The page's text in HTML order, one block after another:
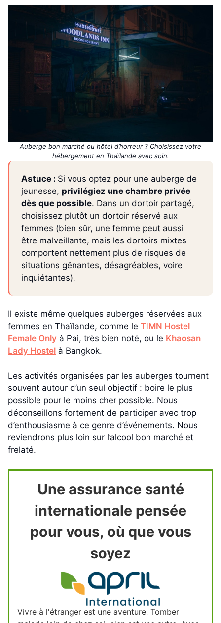
Auberge bon marché ou hôtel d’horreur ? Choisissez votre
hébergement en Thaïlande avec soin.
Astuce : Si vous optez pour une auberge de
jeunesse, privilégiez une chambre privée
dès que possible. Dans un dortoir partagé,
choisissez plutôt un dortoir réservé aux
femmes (bien sûr, une femme peut aussi
être malveillante, mais les dortoirs mixtes
comportent nettement plus de risques de
situations gênantes, désagréables, voire
inquiétantes).
Il existe même quelques auberges réservées aux
femmes en Thaïlande, comme le TIMN Hostel
Female Only à Pai, très bien noté, ou le Khaosan
Lady Hostel à Bangkok.
Les activités organisées par les auberges tournent
souvent autour d’un seul objectif : boire le plus
possible pour le moins cher possible. Nous
déconseillons fortement de participer avec trop
d’enthousiasme à ce genre d’événements. Nous
reviendrons plus loin sur l’alcool bon marché et
frelaté.
Une assurance santé
internationale pensée
pour vous, où que vous
soyez
Vivre à l'étranger est une aventure. Tomber